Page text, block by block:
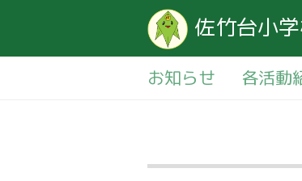
佐竹台小
お知らせ 各活動